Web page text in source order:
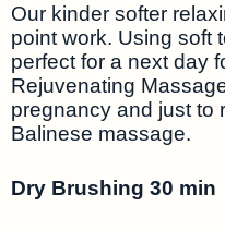
Our kinder softer
point work. Using soft
perfect for a next day
Rejuvenating
pregnancy and just to
Balinese massage.
Dry Brushing 30 min